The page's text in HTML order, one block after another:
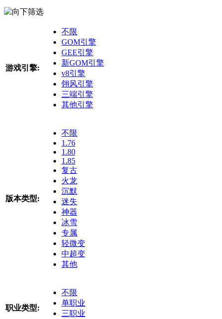
筛选
游戏引擎:
不限
GOM引擎
GEE引擎
新GOM引擎
v8引擎
翎风引擎
三端引擎
其他引擎
版本类型:
不限
1.76
1.80
1.85
复古
火龙
沉默
迷失
神器
冰雪
专属
轻微变
中超变
其他
职业类型:
不限
单职业
三职业